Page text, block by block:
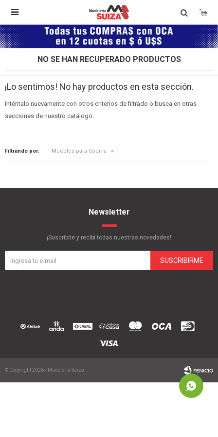

NO SE HAN RECUPERADO PRODUCTOS
¡Lo sentimos! No hay productos en esta sección.
Inténtalo nuevamente con otros criterios de filtrado o busca en otras
secciones de nuestro catálogo.
Filtrando por: Muebles para Cocina
Newsletter
¡Suscribite y recibí todas nuestras novedades!
SUSCRIBIRME
© Copyright 2026 / Mueblería Suiza